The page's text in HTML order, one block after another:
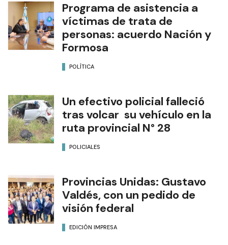
Programa de asistencia a
víctimas de trata de
personas: acuerdo Nación y
Formosa
POLÍTICA
Un efectivo policial falleció
tras volcar su vehículo en la
ruta provincial N° 28
POLICIALES
Provincias Unidas: Gustavo
Valdés, con un pedido de
visión federal
EDICIÓN IMPRESA